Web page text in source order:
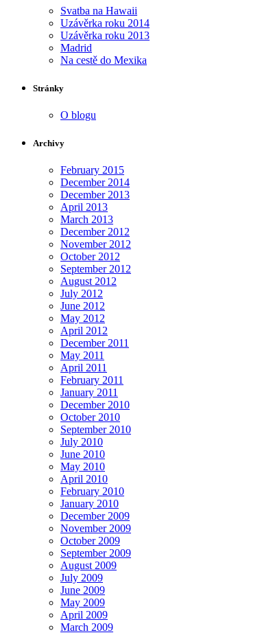
Svatba na Hawaii
Uzávěrka roku 2014
Uzávěrka roku 2013
Madrid
Na cestě do Mexika
Stránky
O blogu
Archivy
February 2015
December 2014
December 2013
April 2013
March 2013
December 2012
November 2012
October 2012
September 2012
August 2012
July 2012
June 2012
May 2012
April 2012
December 2011
May 2011
April 2011
February 2011
January 2011
December 2010
October 2010
September 2010
July 2010
June 2010
May 2010
April 2010
February 2010
January 2010
December 2009
November 2009
October 2009
September 2009
August 2009
July 2009
June 2009
May 2009
April 2009
March 2009